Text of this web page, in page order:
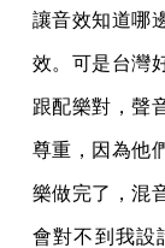
讓音效知道哪
效。可是台灣
跟配樂對，聲
尊重，因為他
樂做完了，混
會對不到我設